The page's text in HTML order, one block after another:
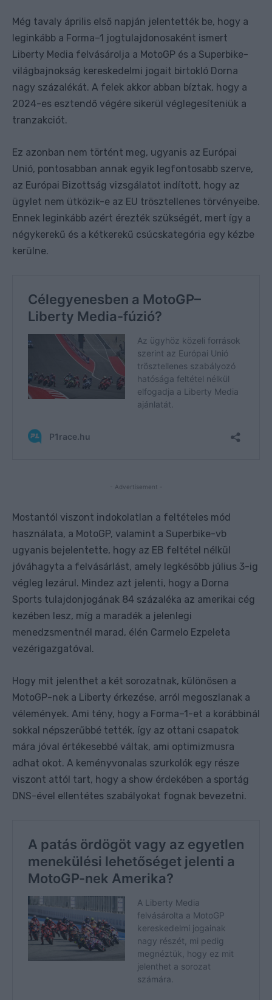
Még tavaly április első napján jelentették be, hogy a
leginkább a Forma–1 jogtulajdonosaként ismert
Liberty Media felvásárolja a MotoGP és a Superbike-
világbajnokság kereskedelmi jogait birtokló Dorna
nagy százalékát. A felek akkor abban bíztak, hogy a
2024-es esztendő végére sikerül véglegesíteniük a
tranzakciót.
Ez azonban nem történt meg, ugyanis az Európai
Unió, pontosabban annak egyik legfontosabb szerve,
az Európai Bizottság vizsgálatot indított, hogy az
ügylet nem ütközik-e az EU trösztellenes törvényeibe.
Ennek leginkább azért érezték szükségét, mert így a
négykerekű és a kétkerekű csúcskategória egy kézbe
kerülne.
- Advertisement -
Mostantól viszont indokolatlan a feltételes mód
használata, a MotoGP, valamint a Superbike-vb
ugyanis bejelentette, hogy az EB feltétel nélkül
jóváhagyta a felvásárlást, amely legkésőbb július 3-ig
végleg lezárul. Mindez azt jelenti, hogy a Dorna
Sports tulajdonjogának 84 százaléka az amerikai cég
kezében lesz, míg a maradék a jelenlegi
menedzsmentnél marad, élén Carmelo Ezpeleta
vezérigazgatóval.
Hogy mit jelenthet a két sorozatnak, különösen a
MotoGP-nek a Liberty érkezése, arról megoszlanak a
vélemények. Ami tény, hogy a Forma–1-et a korábbinál
sokkal népszerűbbé tették, így az ottani csapatok
mára jóval értékesebbé váltak, ami optimizmusra
adhat okot. A keményvonalas szurkolók egy része
viszont attól tart, hogy a show érdekében a sportág
DNS-ével ellentétes szabályokat fognak bevezetni.